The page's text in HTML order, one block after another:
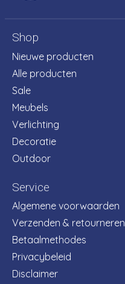
Shop
Nieuwe producten
Alle producten
Sale
Meubels
Verlichting
Decoratie
Outdoor
Service
Algemene voorwaarden
Verzenden & retourneren
Betaalmethodes
Privacybeleid
Disclaimer